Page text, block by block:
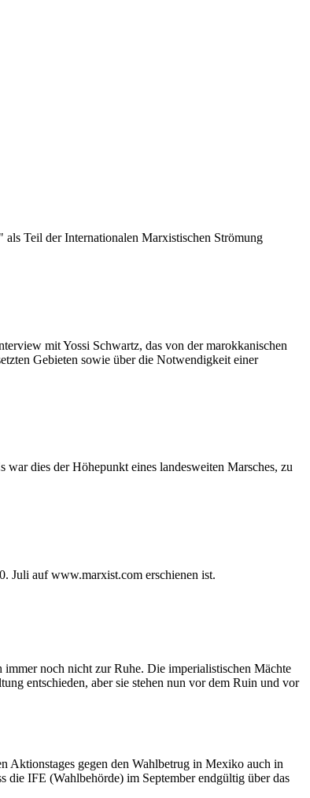
Teil der Internationalen Marxistischen Strömung
mit Yossi Schwartz, das von der marokkanischen
Gebieten sowie über die Notwendigkeit einer
dies der Höhepunkt eines landesweiten Marsches, zu
Juli auf www.marxist.com erschienen ist.
immer noch nicht zur Ruhe. Die imperialistischen Mächte
entschieden, aber sie stehen nun vor dem Ruin und vor
Aktionstages gegen den Wahlbetrug in Mexiko auch in
die IFE (Wahlbehörde) im September endgültig über das